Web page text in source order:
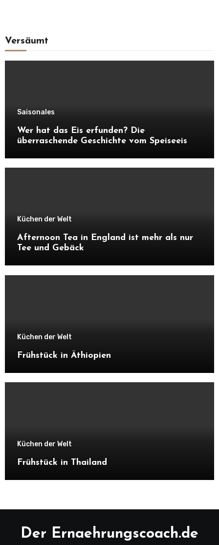
Versäumt
Saisonales
Wer hat das Eis erfunden? Die
überraschende Geschichte vom Speiseeis
Küchen der Welt
Afternoon Tea in England ist mehr als nur
Tee und Gebäck
Küchen der Welt
Frühstück in Äthiopien
Küchen der Welt
Frühstück in Thailand
Der Ernaehrungscoach.de